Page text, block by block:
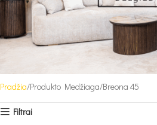
Pradžia Produkto Medžiaga Breona 45
Filtrai